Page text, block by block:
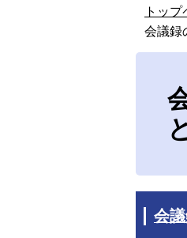
トッ
会議録
会